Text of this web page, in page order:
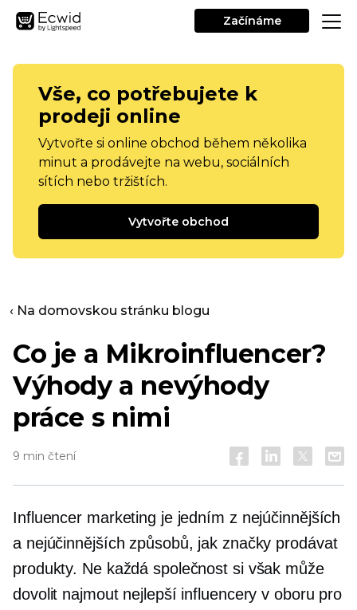
Začínáme
Vše, co potřebujete k
prodeji online
Vytvořte si online obchod během několika
minut a prodávejte na webu, sociálních
sítích nebo tržištích.
Vytvořte obchod
‹ Na domovskou stránku blogu
Co je a Mikroinfluencer?
Výhody a nevýhody
práce s nimi
9 min čtení
Influencer marketing je jedním z nejúčinnějších
a nejúčinnějších způsobů, jak značky prodávat
produkty. Ne každá společnost si však může
dovolit najmout nejlepší influencery v oboru pro